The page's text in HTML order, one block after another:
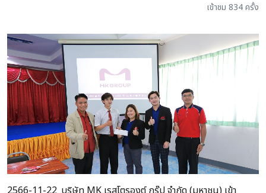
เข้าชม 834 ครั้ง